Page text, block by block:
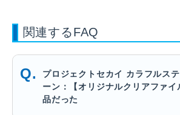
関連するFAQ
プロジェクトセカイ カラフルス
ーン：【オリジナルクリアファイ
品だった